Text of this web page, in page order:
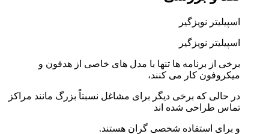
اسپیلیتر نویزگیر
اسپیلیتر نویزگیر
برخی از برنامه ها تنها با مدل های خاصی از هدفون و
میکروفون کار می کنند،
در حالی که برخی دیگر برای مشاغل نسبتاً بزرگ مانند مراکز
تماس طراحی شده اند
و برای استفاده شخصی گران هستند.